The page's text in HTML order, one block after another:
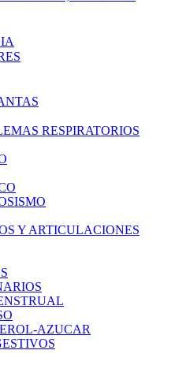
RESPIRATORIOS
Y ARTICULACIONES
AZUCAR